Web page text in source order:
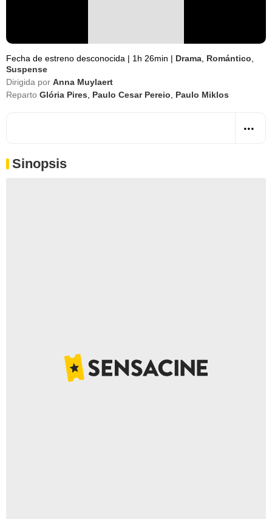
Fecha de estreno desconocida | 1h 26min | Drama Romántico
Suspense
Dirigida por Anna Muylaert
Reparto Glória Pires Paulo Cesar Pereio Paulo Miklos
Sinopsis